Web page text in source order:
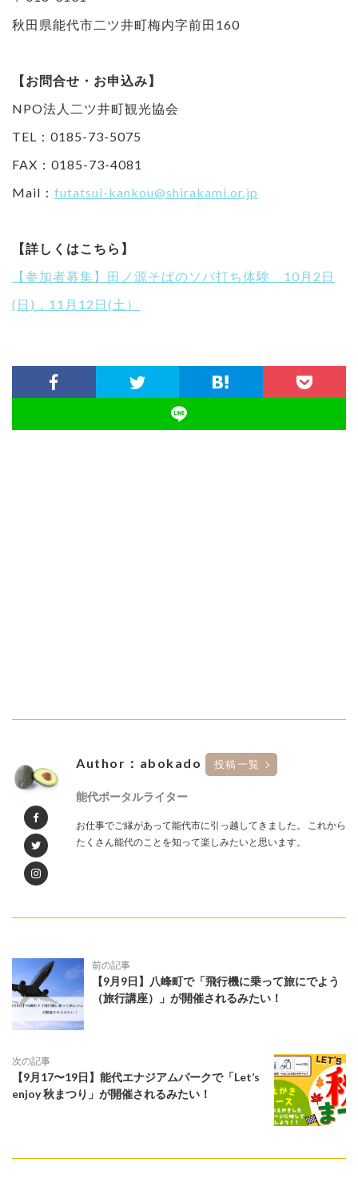
秋田県能代市二ツ井町梅内字前田160
【お問合せ・お申込み】
NPO法人二ツ井町観光協会
TEL：0185-73-5075
FAX：0185-73-4081
Mail： futatsui-kankou@shirakami.or.jp
【詳しくはこちら】
【参加者募集】田ノ源そばのソバ打ち体験 10月2日
(日)，11月12日(土）
Author：abokado 投稿一覧
能代ポータルライター
お仕事でご縁があって能代市に引っ越してきました。 これから
たくさん能代のことを知って楽しみたいと思います。
前の記事
【9月9日】八峰町で「飛行機に乗って旅にでよう
（旅行講座）」が開催されるみたい！
次の記事
【9月17〜19日】能代エナジアムパークで「Let’s
enjoy 秋まつり」が開催されるみたい！